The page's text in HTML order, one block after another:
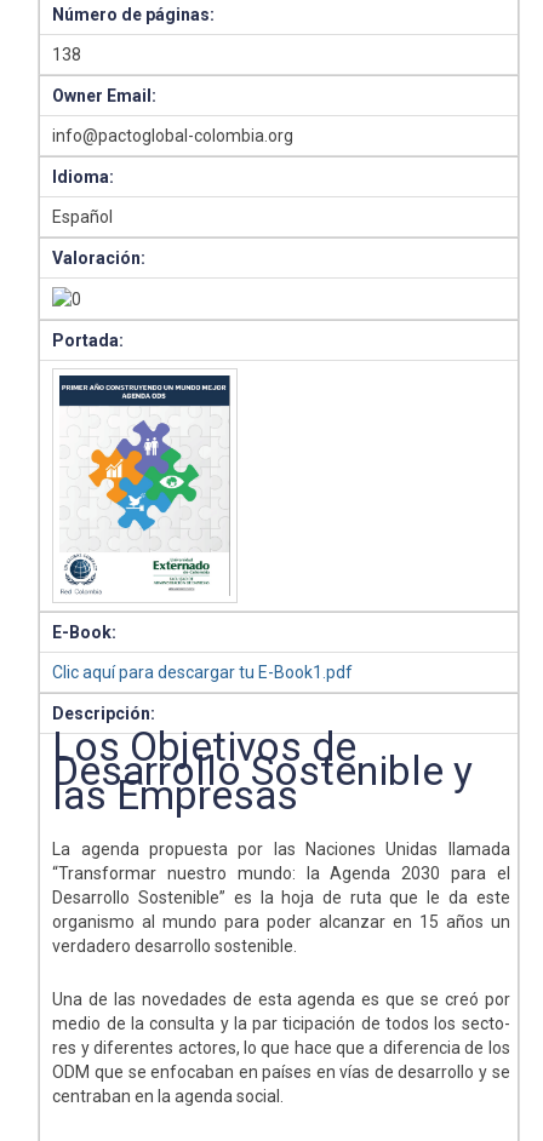
Número de páginas:
138
Owner Email:
info@pactoglobal-colombia.org
Idioma:
Español
Valoración:
Portada:
E-Book:
Clic aquí para descargar tu E-Book1.pdf
Descripción:
Los Objetivos de
Desarrollo Sostenible y
las Empresas
La agenda propuesta por las Naciones Unidas llamada
“Transformar nuestro mundo: la Agenda 2030 para el
Desarrollo Sostenible” es la hoja de ruta que le da este
organismo al mundo para poder alcanzar en 15 años un
verdadero desarrollo sostenible.
Una de las novedades de esta agenda es que se creó por
medio de la consulta y la par ticipación de todos los secto-
res y diferentes actores, lo que hace que a diferencia de los
ODM que se enfocaban en países en vías de desarrollo y se
centraban en la agenda social.